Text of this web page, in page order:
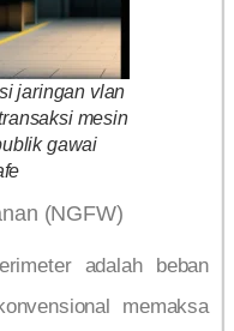
jaringan vlan
mesin
gawai
(NGFW)
adalah beban
memaksa